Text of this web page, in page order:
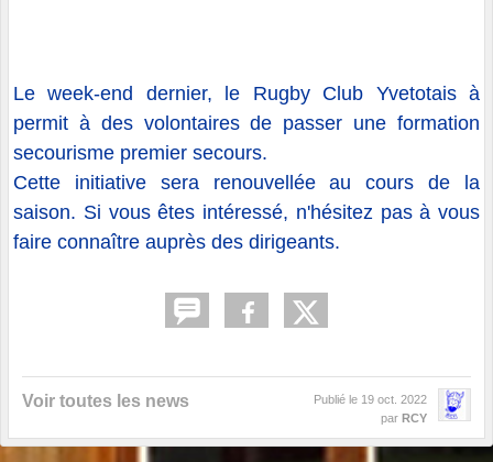
Le week-end dernier, le Rugby Club Yvetotais à
permit à des volontaires de passer une formation
secourisme premier secours.
Cette initiative sera renouvellée au cours de la
saison. Si vous êtes intéressé, n'hésitez pas à vous
faire connaître auprès des dirigeants.
Voir toutes les news Publié le 19 oct. 2022
par RCY